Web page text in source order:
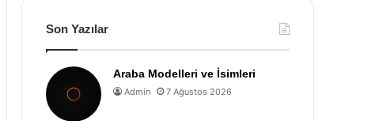
Son Yazılar
Araba Modelleri ve İsimleri
Admin 7 Ağustos 2026